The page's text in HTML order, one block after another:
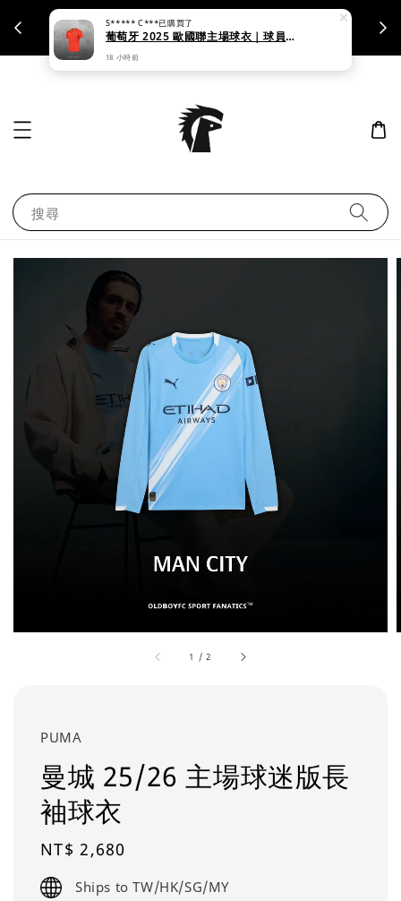
支援刷卡｜皆開立統一發票
搜尋
1 /2
PUMA
曼城 25/26 主場球迷版長
袖球衣
Regular
price
NT$ 2,680
Ships to TW/HK/SG/MY
S***** C***已購買了
葡萄牙 2025 歐國聯主場球衣｜球員版 & 球迷版
18 小時前